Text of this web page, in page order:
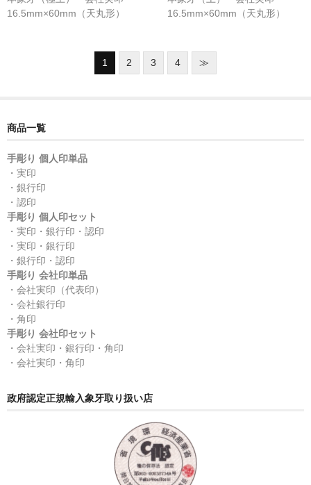
16.5mm×60mm（天丸形）
16.5mm×60mm（天丸形）
1 2 3 4 ≫
商品一覧
手彫り 個人印単品
・実印
・銀行印
・認印
手彫り 個人印セット
・実印・銀行印・認印
・実印・銀行印
・銀行印・認印
手彫り 会社印単品
・会社実印（代表印）
・会社銀行印
・角印
手彫り 会社印セット
・会社実印・銀行印・角印
・会社実印・角印
政府認定正規輸入象牙取り扱い店